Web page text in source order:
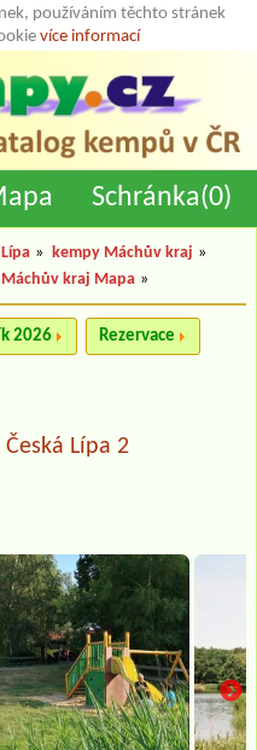
používáním těchto stránek
více informací
Schránka(0)
» kempy Máchův kraj »
Máchův kraj Mapa »
2026 Rezervace
Česká Lípa 2